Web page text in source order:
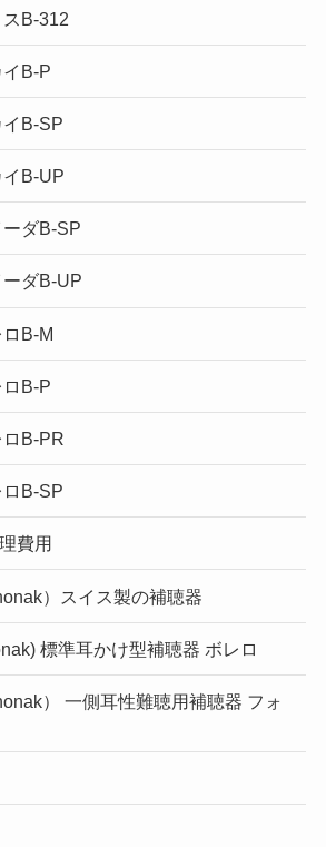
B-312
B-P
B-SP
B-UP
ダB-SP
ダB-UP
B-M
B-P
B-PR
B-SP
費用
）スイス製の補聴器
標準耳かけ型補聴器 ボレロ
） 一側耳性難聴用補聴器 フォ